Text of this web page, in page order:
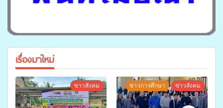
เรื่องมาใหม่
ข่าวสังคม ข่าวการศึกษา ข่าวสังคม